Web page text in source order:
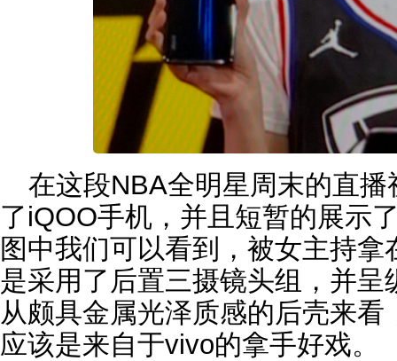
在这段NBA全明星周末的直
了iQOO手机，并且短暂的展示
图中我们可以看到，被女主持
是采用了后置三摄镜头组，并
从颇具金属光泽质感的后壳来
应该是来自于vivo的拿手好戏。